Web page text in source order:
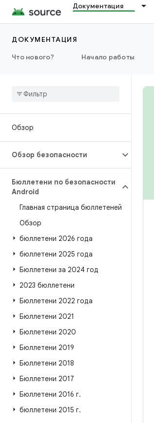
Документация
ДОКУМЕНТАЦИЯ
Что нового?
Начало работы
Обзор
Обзор безопасности
Бюллетени по безопасности
Android
Главная страница бюллетеней
Обзор
бюллетени 2026 года
бюллетени 2025 года
Бюллетени за 2024 год
2023 бюллетени
Бюллетени 2022 года
Бюллетени 2021
Бюллетени 2020
Бюллетени 2019
Бюллетени 2018
Бюллетени 2017
Бюллетени 2016 г.
бюллетени 2015 г.